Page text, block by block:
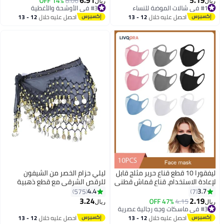
تم بيع +10 مؤخرًا
#1 في شالات الموضة للنساء احصل عليه خلال 12 - 13
المسائية ، حجم واحد
#3 في الأوشحة والأغطية
#3 في الأوشحة والأغطية احصل عليه خلال 12 - 13
ليفقورا 10 قطع قناع حرير مثلج قابل
لإعادة الاستخدام، قناع قماش قطني
قابل للتنفس، مجموعة أقنعة
مقاومة للغبار (أسود + رمادي +
وردي + أزرق + أبيض)
3.7
7
ريال2.19
4.15
47% OFF
#3 في ماسكات وجه رجالية عصرية
#3 في ماسكات وجه رجالية عصرية احصل عليه خلال 12 - 13
9
ليلي حزام الخصر من الشيفون
للرقص الشرقي مع قطع ذهبية
متدلية أسود - H/ ذهبي/ فضي
4.4
575
ريال3.24
احصل عليه خلال 12 - 13